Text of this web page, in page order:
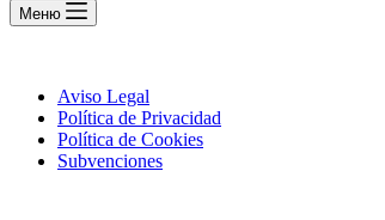
Меню
Aviso Legal
Política de Privacidad
Política de Cookies
Subvenciones